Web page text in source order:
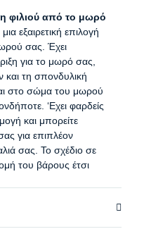
φιλιού από το μωρό
εξαιρετική επιλογή
σας. Έχει
για το μωρό σας,
τη σπονδυλική
στο σώμα του μωρού
‘Εχει φαρδείς
και μπορείτε
για επιπλέον
σας. Το σχέδιο σε
του βάρους έτσι